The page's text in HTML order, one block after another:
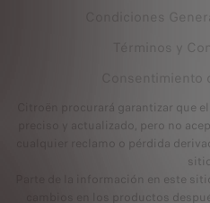
Condiciones
Términos y
Consentimiento
Citroën procurará garantizar que
preciso y actualizado, pero no
cualquier reclamo o pérdida
Parte de la información en este
cambios en los productos